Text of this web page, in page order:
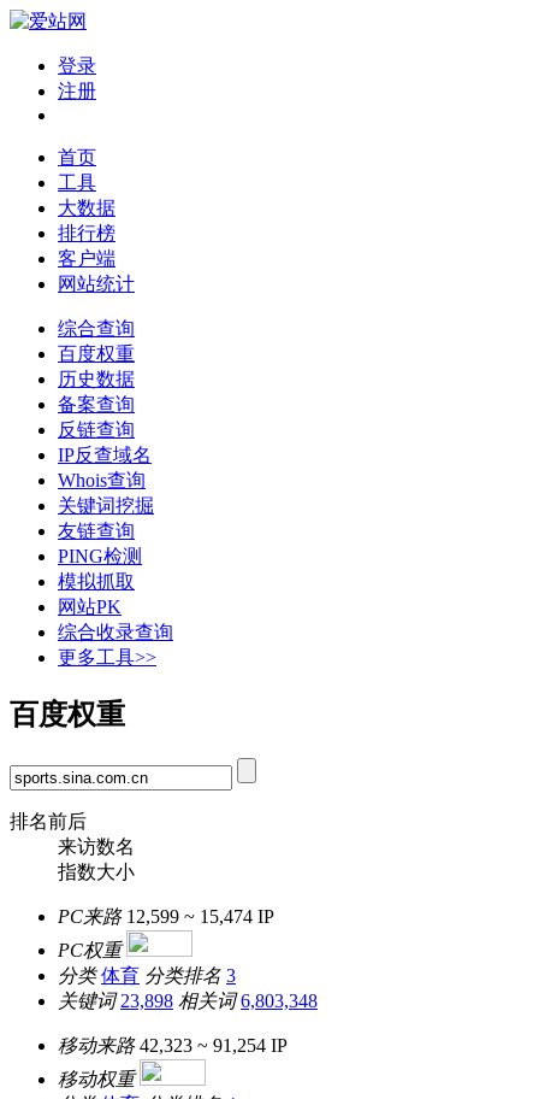
登录
注册
首页
工具
大数据
排行榜
客户端
网站统计
综合查询
百度权重
历史数据
备案查询
反链查询
IP反查域名
Whois查询
关键词挖掘
友链查询
PING检测
模拟抓取
网站PK
综合收录查询
更多工具>>
百度权重
排名前后
来访数名
指数大小
PC来路 12,599 ~ 15,474 IP
PC权重
分类 体育 分类排名 3
关键词 23,898 相关词 6,803,348
移动来路 42,323 ~ 91,254 IP
移动权重